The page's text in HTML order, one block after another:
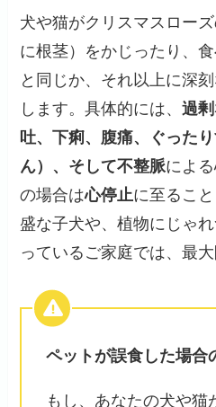
犬や猫がクリスマスロー
に根茎）をかじったり、
と同じか、それ以上に深
します。具体的には、過
吐、下痢、腹痛、ぐった
ん）、そして不整脈によ
の場合は心停止に至るこ
盛な子犬や、植物にじゃ
っているご家庭では、最
ペットが誤食した場合
もし、あなたの犬や猫